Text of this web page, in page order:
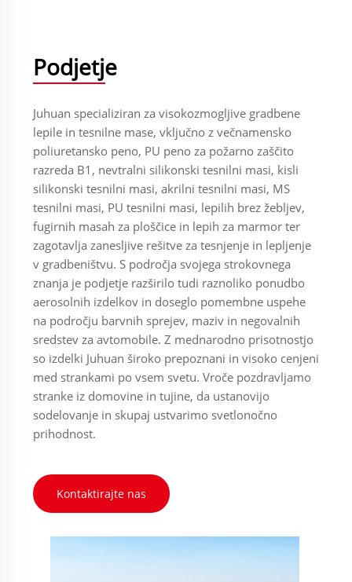
Podjetje
Juhuan specializiran za visokozmogljive gradbene
lepile in tesnilne mase, vključno z večnamensko
poliuretansko peno, PU peno za požarno zaščito
razreda B1, nevtralni silikonski tesnilni masi, kisli
silikonski tesnilni masi, akrilni tesnilni masi, MS
tesnilni masi, PU tesnilni masi, lepilih brez žebljev,
fugirnih masah za ploščice in lepih za marmor ter
zagotavlja zanesljive rešitve za tesnjenje in lepljenje
v gradbeništvu. S področja svojega strokovnega
znanja je podjetje razširilo tudi raznoliko ponudbo
aerosolnih izdelkov in doseglo pomembne uspehe
na področju barvnih sprejev, maziv in negovalnih
sredstev za avtomobile. Z mednarodno prisotnostjo
so izdelki Juhuan široko prepoznani in visoko cenjeni
med strankami po vsem svetu. Vroče pozdravljamo
stranke iz domovine in tujine, da ustanovijo
sodelovanje in skupaj ustvarimo svetlonočno
prihodnost.
Kontaktirajte nas